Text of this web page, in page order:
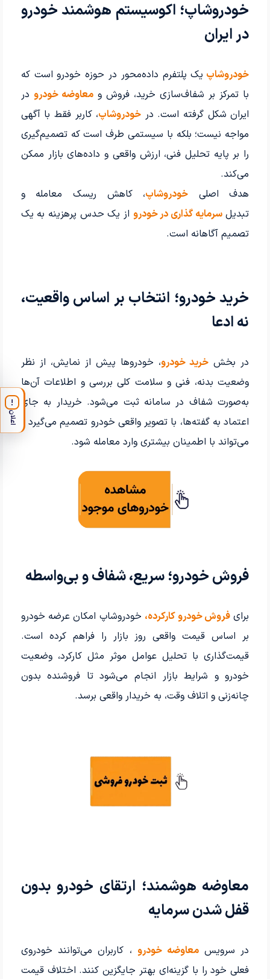
خودروشاپ؛ اکوسیستم هوشمند خودرو
در ایران
خودروشاپ یک پلتفرم داده‌محور در حوزه خودرو است که
با تمرکز بر شفاف‌سازی خرید، فروش ومعاوضه خودرو در
ایران شکل گرفته است. در خودروشاپ، کاربر فقط با آگهی
مواجه نیست؛ بلکه با سیستمی طرف است که تصمیم‌گیری
را بر پایه تحلیل فنی، ارزش واقعی و داده‌های بازار ممکن
می‌کند.
هدف اصلی خودروشاپ، کاهش ریسک معامله و
تبدیلسرمایه گذاری در خودرو از یک حدس پرهزینه به یک
تصمیم آگاهانه است.
خرید خودرو؛ انتخاب بر اساس واقعیت،
نه ادعا
در بخش خرید خودرو، خودروها پیش از نمایش، از نظر
وضعیت بدنه، فنی و سلامت کلی بررسی و اطلاعات آن‌ها
به‌صورت شفاف در سامانه ثبت می‌شود. خریدار به جای
اعتماد به گفته‌ها، با تصویر واقعی خودرو تصمیم می‌گیرد و
می‌تواند با اطمینان بیشتری وارد معامله شود.
فروش خودرو؛ سریع، شفاف و بی‌واسطه
برایفروش خودرو کارکرده، خودروشاپ امکان عرضه خودرو
بر اساس قیمت واقعی روز بازار را فراهم کرده است.
قیمت‌گذاری با تحلیل عوامل موثر مثل کارکرد، وضعیت
خودرو و شرایط بازار انجام می‌شود تا فروشنده بدون
چانه‌زنی و اتلاف وقت، به خریدار واقعی برسد.
معاوضه هوشمند؛ ارتقای خودرو بدون
قفل شدن سرمایه
در سرویسمعاوضه خودرو، کاربران می‌توانند خودروی
فعلی خود را با گزینه‌ای بهتر جایگزین کنند. اختلاف قیمت
!
اعلان